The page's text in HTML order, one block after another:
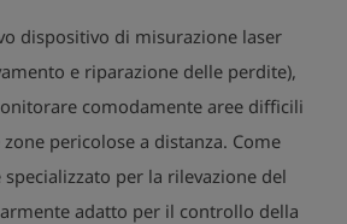
dispositivo di misurazione laser
e riparazione delle perdite),
comodamente aree difficili
pericolose a distanza. Come
per la rilevazione del
adatto per il controllo della